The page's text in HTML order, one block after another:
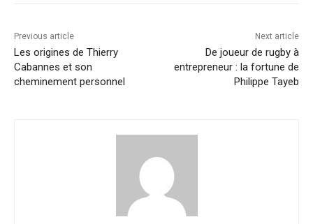
Previous article
Les origines de Thierry
Cabannes et son
cheminement personnel
Next article
De joueur de rugby à
entrepreneur : la fortune de
Philippe Tayeb